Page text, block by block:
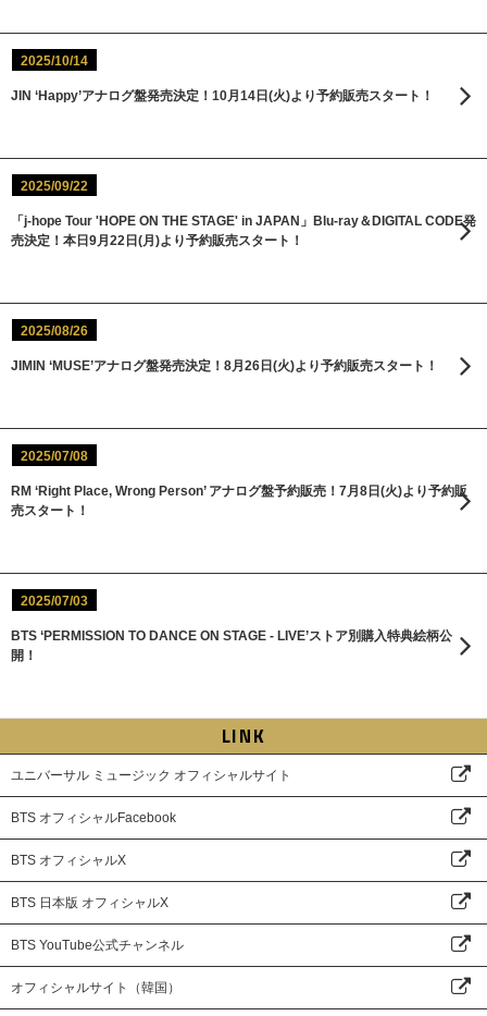
2025/10/14
JIN ‘Happy’アナログ盤発売決定！10月14日(火)より予約販売スタート！
2025/09/22
「j-hope Tour 'HOPE ON THE STAGE' in JAPAN」Blu-ray＆DIGITAL CODE発
売決定！本日9月22日(月)より予約販売スタート！
2025/08/26
JIMIN ‘MUSE’アナログ盤発売決定！8月26日(火)より予約販売スタート！
2025/07/08
RM ‘Right Place, Wrong Person’ アナログ盤予約販売！7月8日(火)より予約販
売スタート！
2025/07/03
BTS ‘PERMISSION TO DANCE ON STAGE - LIVE’ストア別購入特典絵柄公
開！
LINK
ユニバーサル ミュージック オフィシャルサイト
BTS オフィシャルFacebook
BTS オフィシャルX
BTS 日本版 オフィシャルX
BTS YouTube公式チャンネル
オフィシャルサイト（韓国）